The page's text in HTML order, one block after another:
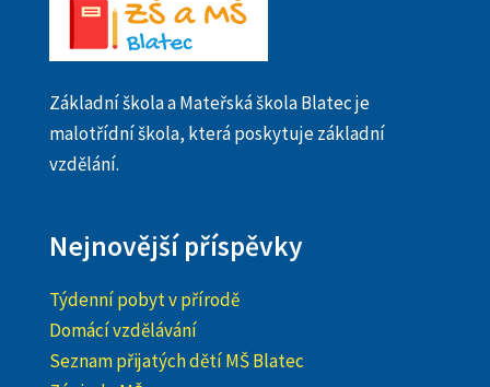
Základní škola a Mateřská škola Blatec je
malotřídní škola, která poskytuje základní
vzdělání.
Nejnovější příspěvky
Týdenní pobyt v přírodě
Domácí vzdělávání
Seznam přijatých dětí MŠ Blatec